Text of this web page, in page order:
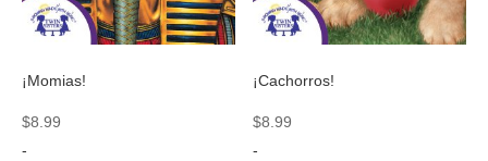
¡Momias!
$8.99
-
¡Cachorros!
$8.99
-